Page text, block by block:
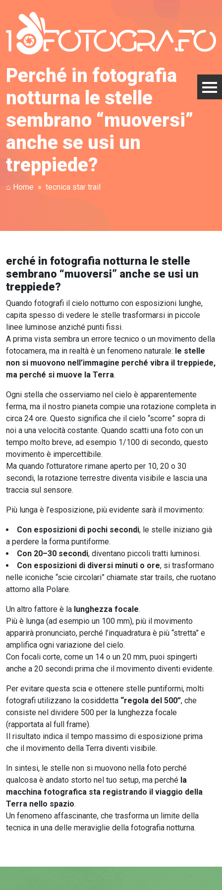
Perché in fotografia
notturna le stelle
sembrano “muoversi”
anche se usi un
treppiede?
⌂ Home tecnica star trail
erché in fotografia notturna le stelle
sembrano “muoversi” anche se usi un
treppiede?
Quando fotografi il cielo notturno con esposizioni lunghe,
capita spesso di vedere le stelle trasformarsi in piccole
linee luminose anziché punti fissi.
A prima vista sembra un errore tecnico o un movimento della
fotocamera, ma in realtà è un fenomeno naturale: le stelle
non si muovono nell’immagine perché vibra il treppiede,
ma perché si muove la Terra.
Ogni stella che osserviamo nel cielo è apparentemente
ferma, ma il nostro pianeta compie una rotazione completa in
circa 24 ore. Questo significa che il cielo “scorre” sopra di
noi a una velocità costante. Quando scatti una foto con un
tempo molto breve, ad esempio 1/100 di secondo, questo
movimento è impercettibile.
Ma quando l’otturatore rimane aperto per 10, 20 o 30
secondi, la rotazione terrestre diventa visibile e lascia una
traccia sul sensore.
Più lunga è l’esposizione, più evidente sarà il movimento:
Con esposizioni di pochi secondi, le stelle iniziano già
a perdere la forma puntiforme.
Con 20–30 secondi, diventano piccoli tratti luminosi.
Con esposizioni di diversi minuti o ore, si trasformano
nelle iconiche “scie circolari” chiamate star trails, che ruotano
attorno alla Polare.
Un altro fattore è la lunghezza focale.
Più è lunga (ad esempio un 100 mm), più il movimento
apparirà pronunciato, perché l’inquadratura è più “stretta” e
amplifica ogni variazione del cielo.
Con focali corte, come un 14 o un 20 mm, puoi spingerti
anche a 20 secondi prima che il movimento diventi evidente.
Per evitare questa scia e ottenere stelle puntiformi, molti
fotografi utilizzano la cosiddetta “regola del 500”, che
consiste nel dividere 500 per la lunghezza focale
(rapportata al full frame).
Il risultato indica il tempo massimo di esposizione prima
che il movimento della Terra diventi visibile.
In sintesi, le stelle non si muovono nella foto perché
qualcosa è andato storto nel tuo setup, ma perché la
macchina fotografica sta registrando il viaggio della
Terra nello spazio.
Un fenomeno affascinante, che trasforma un limite della
tecnica in una delle meraviglie della fotografia notturna.